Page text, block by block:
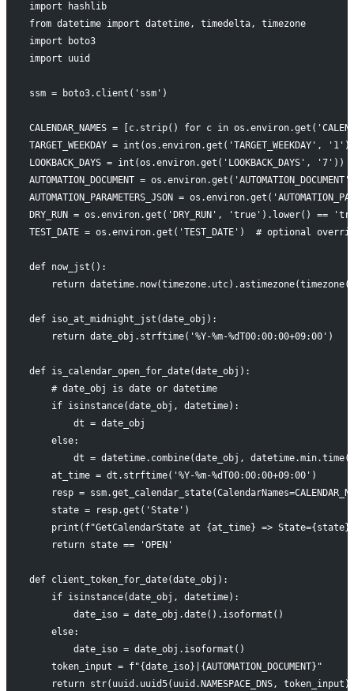
import hashlib
from datetime import datetime, timedelta, timezone
import boto3
import uuid
ssm = boto3.client('ssm')
CALENDAR_NAMES = [c.strip() for c in
TARGET_WEEKDAY = int(os.environ.get('TARGET_WEEKDAY',
LOOKBACK_DAYS = int(os.environ.get('LOOKBACK_DAYS', '7'))
AUTOMATION_DOCUMENT =
AUTOMATION_PARAMETERS_JSON =
DRY_RUN = os.environ.get('DRY_RUN', 'true').lower() ==
TEST_DATE = os.environ.get('TEST_DATE')  # optional override
def now_jst():
return
def iso_at_midnight_jst(date_obj):
    return date_obj.strftime('%Y-%m-%dT00:00:00+09:00')
def is_calendar_open_for_date(date_obj):
    # date_obj is date or datetime
    if isinstance(date_obj, datetime):
        dt = date_obj
    else:
dt = datetime.combine(date_obj,
    at_time = dt.strftime('%Y-%m-%dT00:00:00+09:00')
resp =
    state = resp.get('State')
print(f"GetCalendarState at {at_time} =>
    return state == 'OPEN'
def client_token_for_date(date_obj):
    if isinstance(date_obj, datetime):
        date_iso = date_obj.date().isoformat()
    else:
        date_iso = date_obj.isoformat()
    token_input = f"{date_iso}|{AUTOMATION_DOCUMENT}"
return str(uuid.uuid5(uuid.NAMESPACE_DNS,